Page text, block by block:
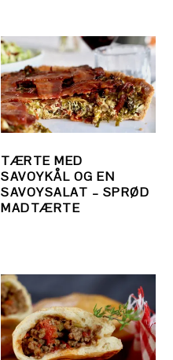
TÆRTE MED
SAVOYKÅL OG EN
SAVOYSALAT – SPRØD
MADTÆRTE